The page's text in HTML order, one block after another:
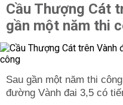
Cầu Thượng Cát
gần một năm thi
Sau gần một năm thi
đường Vành đai 3,5 có